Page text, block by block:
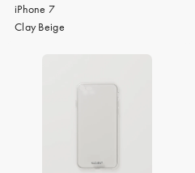
iPhone 7
Clay Beige